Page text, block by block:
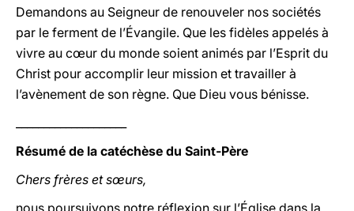
Demandons au Seigneur de renouveler nos sociétés
par le ferment de l’Évangile. Que les fidèles appelés à
vivre au cœur du monde soient animés par l’Esprit du
Christ pour accomplir leur mission et travailler à
l’avènement de son règne. Que Dieu vous bénisse.
Résumé de la catéchèse du Saint-Père
Chers frères et sœurs,
nous poursuivons notre réflexion sur l’Église dans la